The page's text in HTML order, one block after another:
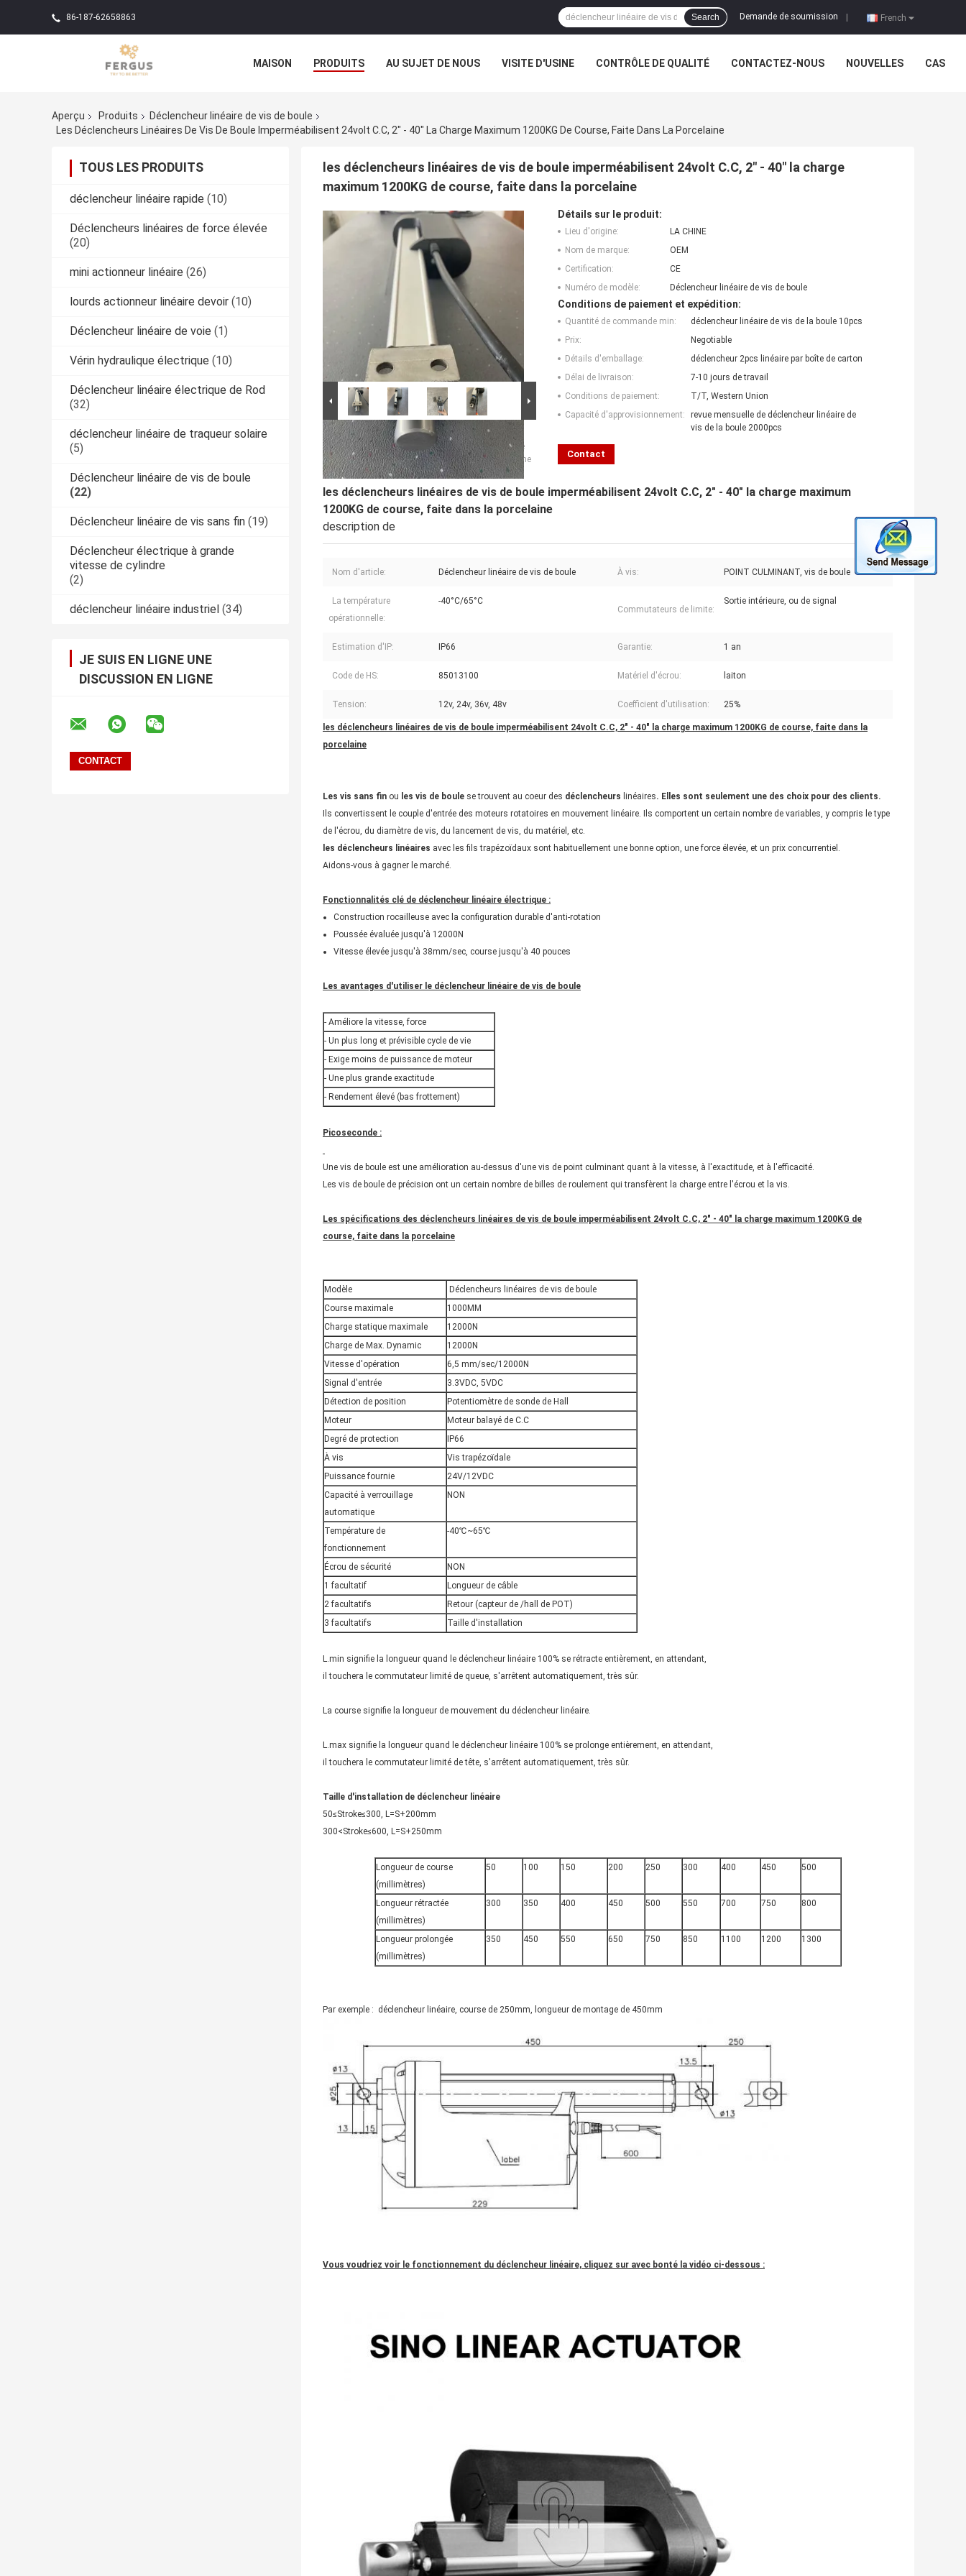
86-187-62658863 French
Demande de soumission
Search
MAISON PRODUITS AU SUJET DE NOUS VISITE D'USINE CONTRÔLE DE QUALITÉ CONTACTEZ-NOUS NOUVELLES CAS
Aperçu Produits
Déclencheur linéaire de vis de boule
Les Déclencheurs Linéaires De Vis De Boule Imperméabilisent 24volt C.C, 2" - 40" La Charge Maximum 1200KG De Course, Faite Dans La Porcelaine
TOUS LES PRODUITS
déclencheur linéaire rapide (10)
Déclencheurs linéaires de force élevée
(20)
mini actionneur linéaire (26)
lourds actionneur linéaire devoir (10)
Déclencheur linéaire de voie (1)
Vérin hydraulique électrique (10)
Déclencheur linéaire électrique de Rod
(32)
déclencheur linéaire de traqueur solaire
(5)
Déclencheur linéaire de vis de boule
(22)
Déclencheur linéaire de vis sans fin (19)
Déclencheur électrique à grande
vitesse de cylindre
(2)
déclencheur linéaire industriel (34)
JE SUIS EN LIGNE UNE
DISCUSSION EN LIGNE
les déclencheurs linéaires de vis de boule imperméabilisent 24volt C.C, 2" - 40" la charge
maximum 1200KG de course, faite dans la porcelaine
Image Grand :les déclencheurs linéaires de vis de
boule imperméabilisent 24volt C.C, 2" - 40" la charge
maximum 1200KG de course, faite dans la porcelaine
Détails sur le produit:
Lieu d'origine:
LA CHINE
Nom de marque:
OEM
Certification:
CE
Numéro de modèle:
Déclencheur linéaire de vis de boule
Conditions de paiement et expédition:
Quantité de commande min:
déclencheur linéaire de vis de la boule 10pcs
Prix:
Negotiable
Détails d'emballage:
déclencheur 2pcs linéaire par boîte de carton
Délai de livraison:
7-10 jours de travail
Conditions de paiement:
T/T, Western Union
Capacité d'approvisionnement:
revue mensuelle de déclencheur linéaire de
vis de la boule 2000pcs
Contact
les déclencheurs linéaires de vis de boule imperméabilisent 24volt C.C, 2" - 40" la charge maximum
1200KG de course, faite dans la porcelaine
description de
Nom d'article: Déclencheur linéaire de vis de boule À vis: POINT CULMINANT, vis de boule
La température
opérationnelle:
-40°C/65°C
Commutateurs de limite:
Sortie intérieure, ou de signal
Estimation d'IP: IP66 Garantie: 1 an
Code de HS: 85013100 Matériel d'écrou: laiton
Tension: 12v, 24v, 36v, 48v Coefficient d'utilisation: 25%
les déclencheurs linéaires de vis de boule imperméabilisent 24volt C.C, 2" - 40" la charge maximum 1200KG de course, faite dans la
porcelaine
Les vis sans fin ou les vis de boule se trouvent au coeur des déclencheurs linéaires. Elles sont seulement une des choix pour des clients.
Ils convertissent le couple d'entrée des moteurs rotatoires en mouvement linéaire. Ils comportent un certain nombre de variables, y compris le type
de l'écrou, du diamètre de vis, du lancement de vis, du matériel, etc.
les déclencheurs linéaires avec les fils trapézoïdaux sont habituellement une bonne option, une force élevée, et un prix concurrentiel.
Aidons-vous à gagner le marché.
Fonctionnalités clé de déclencheur linéaire électrique :
Construction rocailleuse avec la configuration durable d'anti-rotation
Poussée évaluée jusqu'à 12000N
Vitesse élevée jusqu'à 38mm/sec, course jusqu'à 40 pouces
Les avantages d'utiliser le déclencheur linéaire de vis de boule
- Améliore la vitesse, force
- Un plus long et prévisible cycle de vie
- Exige moins de puissance de moteur
- Une plus grande exactitude
- Rendement élevé (bas frottement)
Picoseconde :
Une vis de boule est une amélioration au-dessus d'une vis de point culminant quant à la vitesse, à l'exactitude, et à l'efficacité.
Les vis de boule de précision ont un certain nombre de billes de roulement qui transfèrent la charge entre l'écrou et la vis.
Les spécifications des déclencheurs linéaires de vis de boule imperméabilisent 24volt C.C, 2" - 40" la charge maximum 1200KG de
course, faite dans la porcelaine
Modèle
Déclencheurs linéaires de vis de boule
Course maximale
1000MM
Charge statique maximale
12000N
Charge de Max. Dynamic
12000N
Vitesse d'opération
6,5 mm/sec/12000N
Signal d'entrée
3.3VDC, 5VDC
Détection de position
Potentiomètre de sonde de Hall
Moteur
Moteur balayé de C.C
Degré de protection
IP66
À vis
Vis trapézoïdale
Puissance fournie
24V/12VDC
Capacité à verrouillage
automatique
NON
Température de
fonctionnement
-40℃~65℃
Écrou de sécurité
NON
1 facultatif
Longueur de câble
2 facultatifs
Retour (capteur de /hall de POT)
3 facultatifs
Taille d'installation
L.min signifie la longueur quand le déclencheur linéaire 100% se rétracte entièrement, en attendant,
il touchera le commutateur limité de queue, s'arrêtent automatiquement, très sûr.
La course signifie la longueur de mouvement du déclencheur linéaire.
L.max signifie la longueur quand le déclencheur linéaire 100% se prolonge entièrement, en attendant,
il touchera le commutateur limité de tête, s'arrêtent automatiquement, très sûr.
Taille d'installation de déclencheur linéaire
50≤Stroke≤300, L=S+200mm
300<Stroke≤600, L=S+250mm
Longueur de course
(millimètres)
50 100 150 200 250 300 400 450 500
Longueur rétractée
(millimètres)
300 350 400 450 500 550 700 750 800
Longueur prolongée
(millimètres)
350 450 550 650 750 850 1100 1200 1300
Par exemple : déclencheur linéaire, course de 250mm, longueur de montage de 450mm
Vous voudriez voir le fonctionnement du déclencheur linéaire, cliquez sur avec bonté la vidéo ci-dessous :